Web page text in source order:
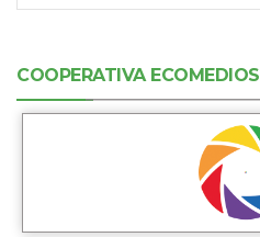
COOPERATIVA ECOMEDIOS